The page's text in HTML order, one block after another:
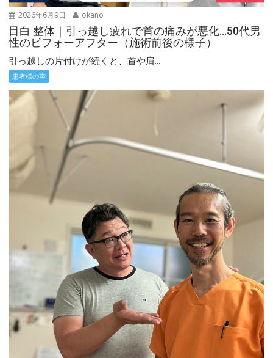
2026年6月9日 okano
目白 整体｜引っ越し疲れで首の痛みが悪化…50代男
性のビフォーアフター（施術前後の様子）
引っ越しの片付けが続くと、首や肩...
患者様の声